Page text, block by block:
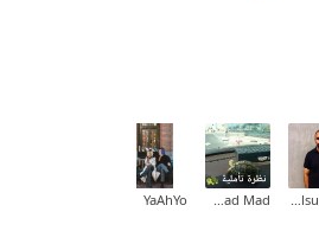
YaAhYo